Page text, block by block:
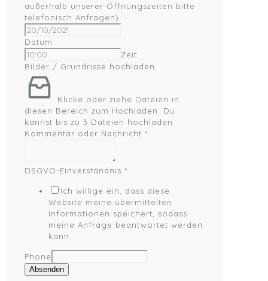
außerhalb unserer Öffnungszeiten bitte
telefonisch Anfragen)
Datum
Zeit
Bilder / Grundrisse hochladen
Klicke oder ziehe Dateien in
diesen Bereich zum Hochladen.
Du
kannst bis zu 3 Dateien hochladen.
Kommentar oder Nachricht *
DSGVO-Einverständnis *
Ich willige ein, dass diese
Website meine übermittelten
Informationen speichert, sodass
meine Anfrage beantwortet werden
kann.
Phone
Absenden